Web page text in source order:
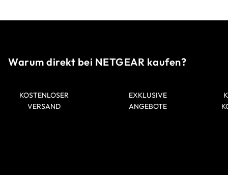
Warum direkt bei NETGEAR kaufen?
KOSTENLOSER
VERSAND
EXKLUSIVE
ANGEBOTE